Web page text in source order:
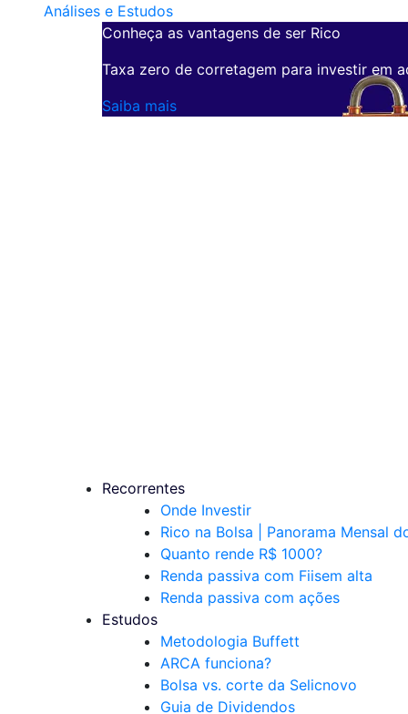
Análises e Estudos
Conheça as vantagens de ser Rico
Taxa zero de corretagem para investir em
Saiba mais
Recorrentes
Onde Investir
Rico na Bolsa | Panorama Mensal
Quanto rende R$ 1000?
Renda passiva com Fiisem alta
Renda passiva com ações
Estudos
Metodologia Buffett
ARCA funciona?
Bolsa vs. corte da Selicnovo
Guia de Dividendos